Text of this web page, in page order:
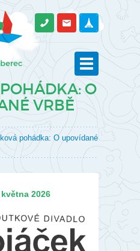
O
VRBĚ
pohádka: O upovídané
2026